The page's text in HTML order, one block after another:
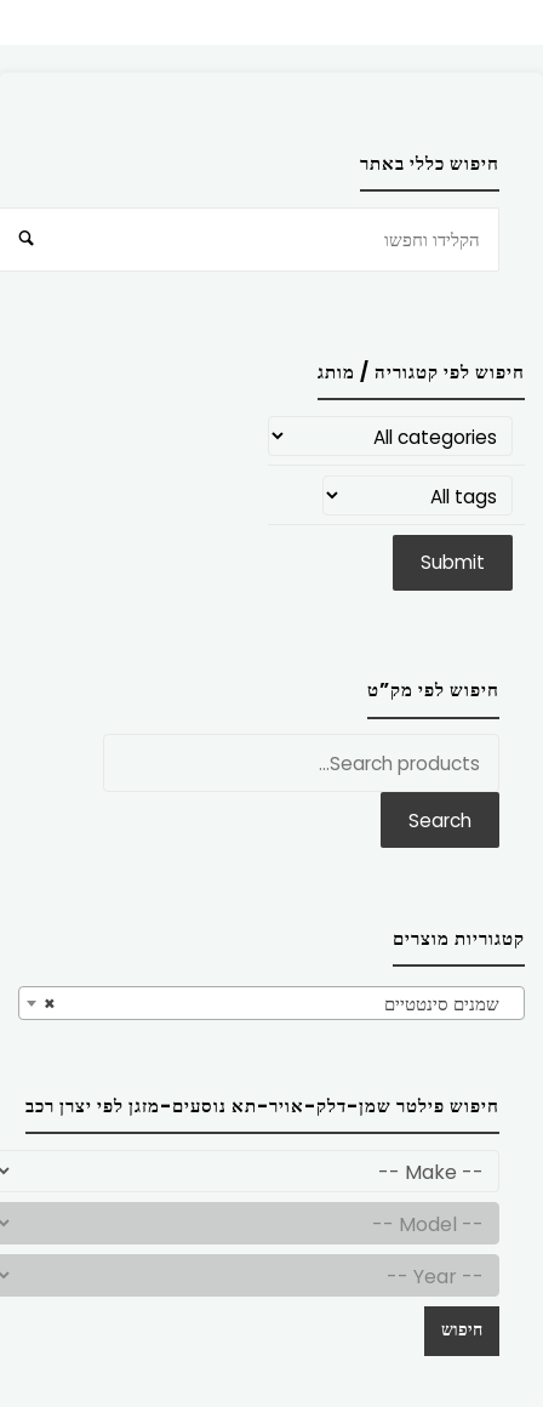
חיפוש כללי באתר
חיפוש לפי קטגוריה / מותג
חיפוש לפי מק”ט
Search
קטגוריות מוצרים
× שמנים סינטטיים
חיפוש פילטר שמן-דלק-אויר-תא נוסעים-מזגן לפי יצרן רכב
חיפוש